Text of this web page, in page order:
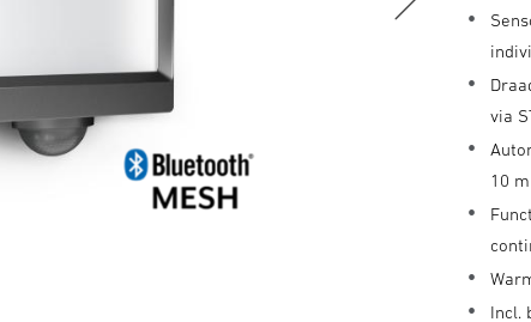
via
10 m
Incl.